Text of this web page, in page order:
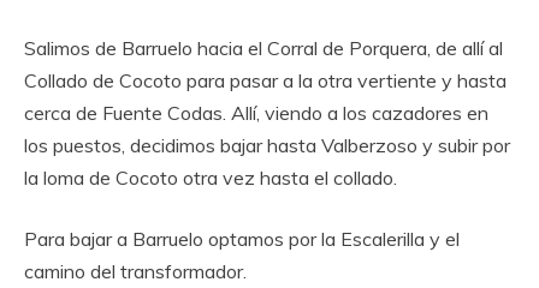
Salimos de Barruelo hacia el Corral de Porquera, de allí al
Collado de Cocoto para pasar a la otra vertiente y hasta
cerca de Fuente Codas. Allí, viendo a los cazadores en
los puestos, decidimos bajar hasta Valberzoso y subir por
la loma de Cocoto otra vez hasta el collado.
Para bajar a Barruelo optamos por la Escalerilla y el
camino del transformador.